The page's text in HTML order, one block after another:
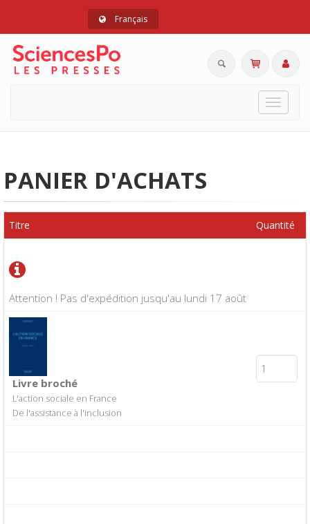
Français
Toggle
PANIER D'ACHATS
Attention ! Pas d'expédition jusqu'au lundi 17 août
Titre Quantité
Livre broché
L'action sociale en France
De l'assistance à l'inclusion